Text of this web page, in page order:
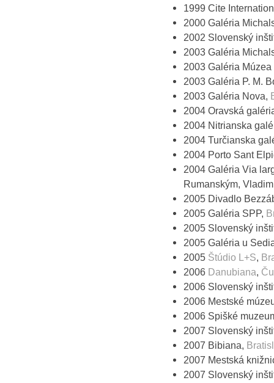
1999 Cite
2000 Galéria
2002 Slovenský
2003 Galéria
2003 Galéria
2003 Galéria P. M.
2003 Galéria Nova,
2004 Oravská
2004 Nitrianska
2004 Turčianska
2004 Porto Sant
2004 Galéria Via
Rumanským,
2005 Divadlo
2005 Galéria SPP,
2005 Slovenský
2005 Galéria u
2005 Štúdio L+S,
2006 Danubiana,
2006 Slovenský
2006 Mestské
2006 Spišké
2007 Slovenský
2007 Bibiana,
2007 Mestská
2007 Slovenský